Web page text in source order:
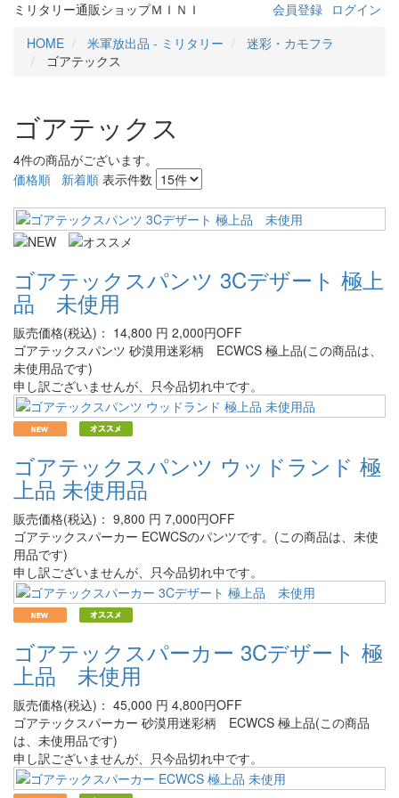
ミリタリー通販ショップＭＩＮＩ 会員登録 ログイン
HOME
米軍放出品 - ミリタリー
迷彩・カモフラ
ゴアテックス
ゴアテックス
4件の商品がございます。
価格順
新着順 表示件数
ゴアテックスパンツ 3Cデザート 極上
品 未使用
販売価格(税込)： 14,800 円 2,000円OFF
ゴアテックスパンツ 砂漠用迷彩柄 ECWCS 極上品(この商品は、
未使用品です)
申し訳ございませんが、只今品切れ中です。
ゴアテックスパンツ ウッドランド 極
上品 未使用品
販売価格(税込)： 9,800 円 7,000円OFF
ゴアテックスパーカー ECWCSのパンツです。(この商品は、未使
用品です)
申し訳ございませんが、只今品切れ中です。
ゴアテックスパーカー 3Cデザート 極
上品 未使用
販売価格(税込)： 45,000 円 4,800円OFF
ゴアテックスパーカー 砂漠用迷彩柄 ECWCS 極上品(この商品
は、未使用品です)
申し訳ございませんが、只今品切れ中です。